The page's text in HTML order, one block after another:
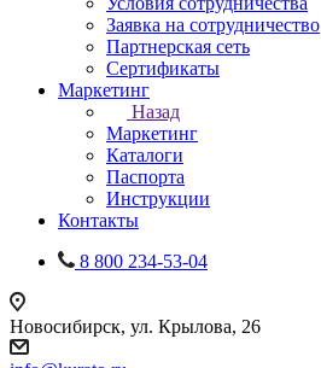
Заявка на сотрудничество
Партнерская сеть
Сертификаты
Маркетинг
Назад
Маркетинг
Каталоги
Паспорта
Инструкции
Контакты
8 800 234-53-04
Новосибирск, ул. Крылова, 26